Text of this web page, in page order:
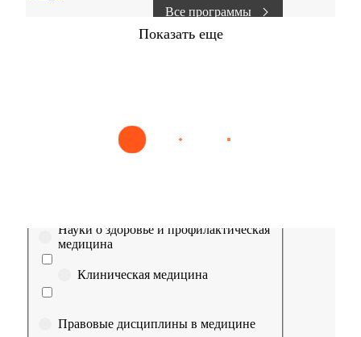
Все программы
Показать еще
Сестринское дело Эпидемиология Медицинская помощь
Выберите направление
Науки о здоровье и профилактическая
медицина
Клиническая медицина
Правовые дисциплины в медицине